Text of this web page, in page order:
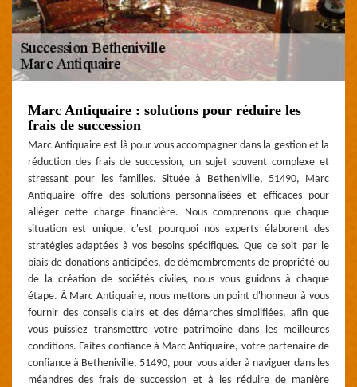
Marc Antiquaire : solutions pour réduire les
frais de succession
Marc Antiquaire est là pour vous accompagner dans la gestion et la
réduction des frais de succession, un sujet souvent complexe et
stressant pour les familles. Située à Betheniville, 51490, Marc
Antiquaire offre des solutions personnalisées et efficaces pour
alléger cette charge financière. Nous comprenons que chaque
situation est unique, c'est pourquoi nos experts élaborent des
stratégies adaptées à vos besoins spécifiques. Que ce soit par le
biais de donations anticipées, de démembrements de propriété ou
de la création de sociétés civiles, nous vous guidons à chaque
étape. À Marc Antiquaire, nous mettons un point d'honneur à vous
fournir des conseils clairs et des démarches simplifiées, afin que
vous puissiez transmettre votre patrimoine dans les meilleures
conditions. Faites confiance à Marc Antiquaire, votre partenaire de
confiance à Betheniville, 51490, pour vous aider à naviguer dans les
méandres des frais de succession et à les réduire de manière